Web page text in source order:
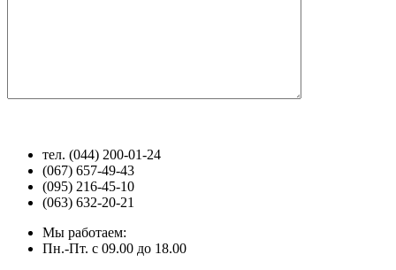
тел. (044) 200-01-24
(067) 657-49-43
(095) 216-45-10
(063) 632-20-21
Мы работаем:
Пн.-Пт. с 09.00 до 18.00